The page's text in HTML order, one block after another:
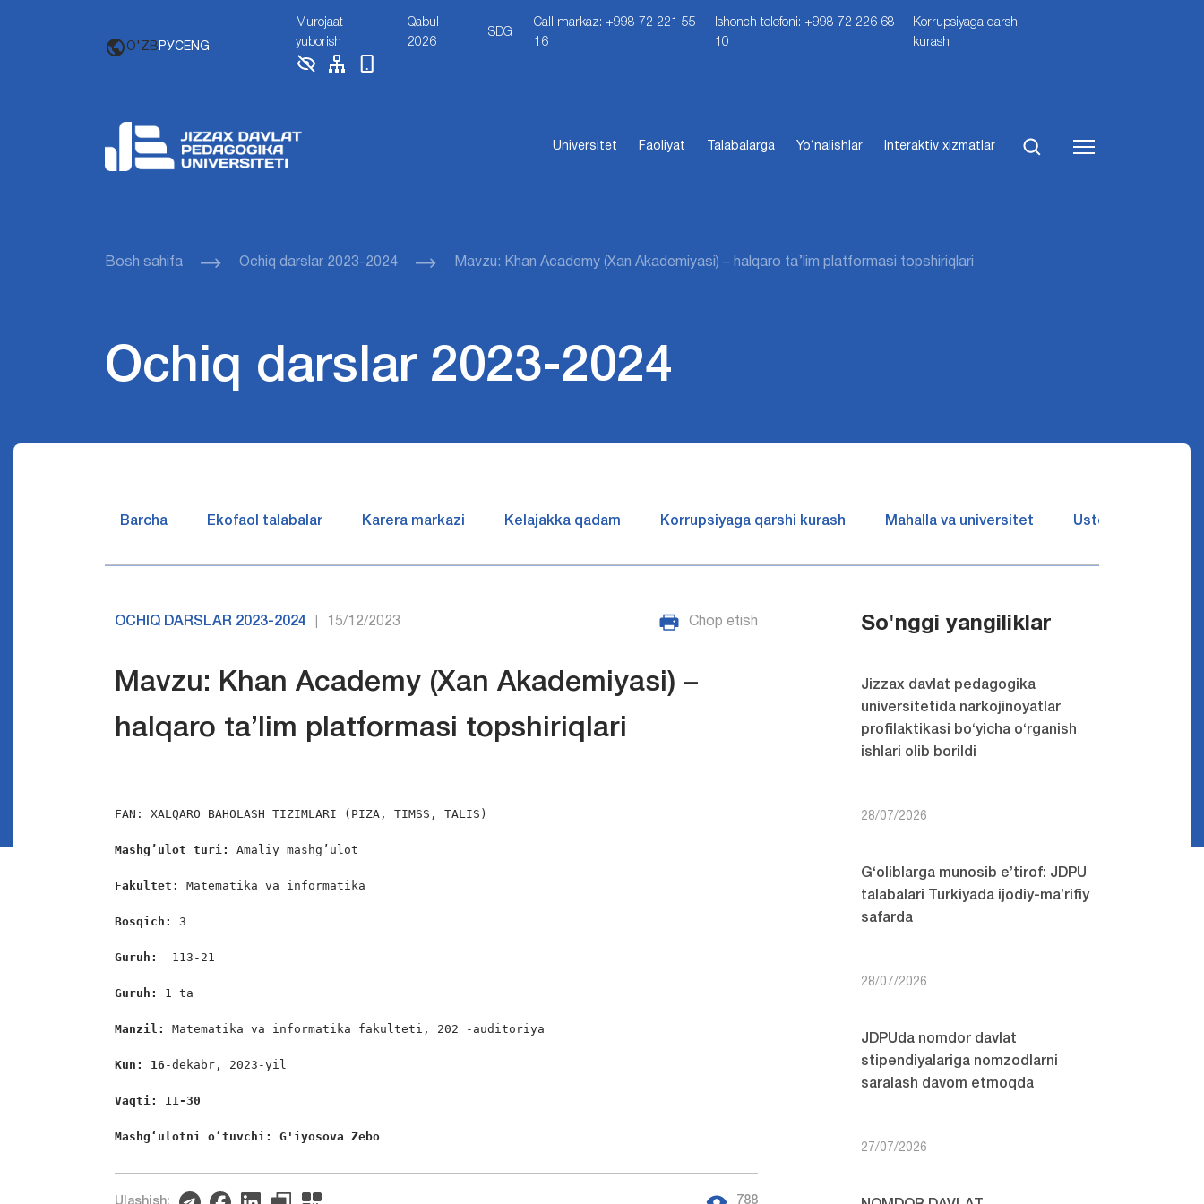
O'ZB РУСENG
Murojaat
yuborish
Qabul
2026
SDG
Call markaz: +998 72 221 55
16
Ishonch telefoni: +998 72 226 68
10
Korrupsiyaga qarshi
kurash
Universitet Faoliyat Talabalarga Yo‘nalishlar Interaktiv xizmatlar
Bosh sahifa Ochiq darslar 2023-2024 Mavzu: Khan Academy (Xan Akademiyasi) – halqaro ta’lim platformasi topshiriqlari
Ochiq darslar 2023-2024
Barcha Ekofaol talabalar Karera markazi Kelajakka qadam Korrupsiyaga qarshi kurash Mahalla va universitet Ustozlar suhbatin
OCHIQ DARSLAR 2023-2024 15/12/2023 Chop etish
Mavzu: Khan Academy (Xan Akademiyasi) –
halqaro ta’lim platformasi topshiriqlari
FAN: XALQARO BAHOLASH TIZIMLARI (PIZA, TIMSS, TALIS)
Mashg’ulot turi: Amaliy mashg’ulot
Fakultet: Matematika va informatika
Bosqich: 3
Guruh: 113-21
Guruh: 1 ta
Manzil: Matematika va informatika fakulteti, 202 -auditoriya
Kun: 16 -dekabr, 2023-yil
Vaqti: 11-30
Mashgʻulotni oʻtuvchi: G'iyosova Zebo
788
So'nggi yangiliklar
Jizzax davlat pedagogika
universitetida narkojinoyatlar
profilaktikasi bo‘yicha o‘rganish
ishlari olib borildi
28/07/2026
G‘oliblarga munosib e’tirof: JDPU
talabalari Turkiyada ijodiy-ma’rifiy
safarda
28/07/2026
JDPUda nomdor davlat
stipendiyalariga nomzodlarni
saralash davom etmoqda
27/07/2026